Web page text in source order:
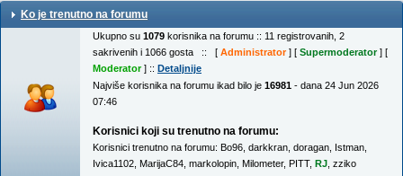
Ko je trenutno na forumu
Ukupno su 1079 korisnika na forumu :: 11 registrovanih, 2
sakrivenih i 1066 gosta :: [ Administrator] [ Supermoderator] [
Moderator] :: Detaljnije
Najviše korisnika na forumu ikad bilo je 16981 - dana 24 Jun 2026
07:46
Korisnici koji su trenutno na forumu:
Korisnici trenutno na forumu: Bo96 darkkran doragan Istman
Ivica1102 MarijaC84 markolopin Milometer, PITT, RJ zziko